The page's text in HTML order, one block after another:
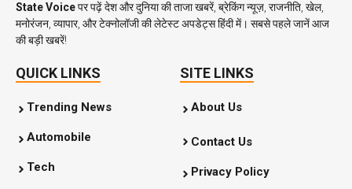
State Voiceपर पढ़ें देश और दुनिया की ताजा खबरें, ब्रेकिंग न्यूज़, राजनीति, खेल,
मनोरंजन, व्यापार, और टेक्नोलॉजी की लेटेस्ट अपडेट्स हिंदी में। सबसे पहले जानें आज
की बड़ी खबरें!
QUICK LINKS
Trending News
Automobile
Tech
SITE LINKS
About Us
Contact Us
Privacy Policy